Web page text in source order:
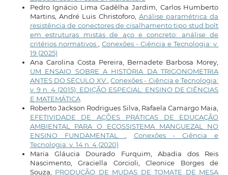
Pedro Ignácio Lima Gadêlha Jardim, Carlos Humberto
Martins, André Luis Christoforo, Análise paramétrica da
resistência de conectores de cisalhamento tipo stud bolt
em estruturas mistas de aço e concreto: análise de
critérios normativos
Conexões - Ciência e Tecnologia: v.
19 (2025)
Ana Carolina Costa Pereira, Bernadete Barbosa Morey,
UM ENSAIO SOBRE A HISTÓRIA DA TRIGONOMETRIA
ANTES DO SÉCULO XV ,Conexões - Ciência e Tecnologia:
v. 9 n. 4 (2015): EDIÇÃO ESPECIAL: ENSINO DE CIÊNCIAS
E MATEMÁTICA
Roberto Jackson Rodrigues Silva, Rafaela Camargo Maia,
EFETIVIDADE DE AÇÕES PRÁTICAS DE EDUCAÇÃO
AMBIENTAL PARA O ECOSSISTEMA MANGUEZAL NO
ENSINO FUNDAMENTAL
Conexões - Ciência e
Tecnologia: v. 14 n. 4 (2020)
Maria Gláucia Dourado Furquim, Abadia dos Reis
Nascimento, Graciella Corcioli, Cleonice Borges de
Souza, PRODUÇÃO DE MUDAS DE TOMATE DE MESA